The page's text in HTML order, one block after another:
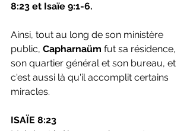
8:23 et Isaïe 9:1-6.
Ainsi, tout au long de son ministère
public, Capharnaüm fut sa résidence,
son quartier général et son bureau, et
c'est aussi là qu'il accomplit certains
miracles.
ISAÏE 8:23